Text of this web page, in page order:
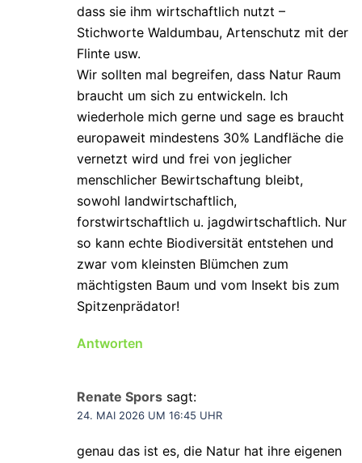
dass sie ihm wirtschaftlich nutzt –
Stichworte Waldumbau, Artenschutz mit der
Flinte usw.
Wir sollten mal begreifen, dass Natur Raum
braucht um sich zu entwickeln. Ich
wiederhole mich gerne und sage es braucht
europaweit mindestens 30% Landfläche die
vernetzt wird und frei von jeglicher
menschlicher Bewirtschaftung bleibt,
sowohl landwirtschaftlich,
forstwirtschaftlich u. jagdwirtschaftlich. Nur
so kann echte Biodiversität entstehen und
zwar vom kleinsten Blümchen zum
mächtigsten Baum und vom Insekt bis zum
Spitzenprädator!
Antworten
Renate Spors sagt:
24. MAI 2026 UM 16:45 UHR
genau das ist es, die Natur hat ihre eigenen